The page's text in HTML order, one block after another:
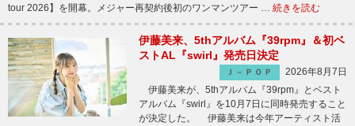
tour 2026】を開幕。メジャー再契約後初のワンマンツアー … 続きを読む
伊藤美来、5thアルバム『39rpm』＆初ベ
ストAL『swirl』発売日決定
Ｊ－ＰＯＰ
2026年8月7日
伊藤美来が、5thアルバム『39rpm』とベスト
アルバム『swirl』を10月7日に同時発売すること
が決定した。 伊藤美来は今年アーティスト活